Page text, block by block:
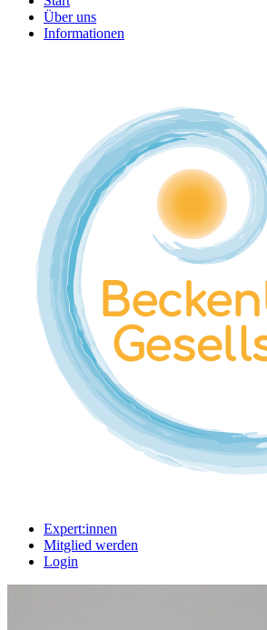
Über uns
Informationen
Expert:innen
Mitglied werden
Login